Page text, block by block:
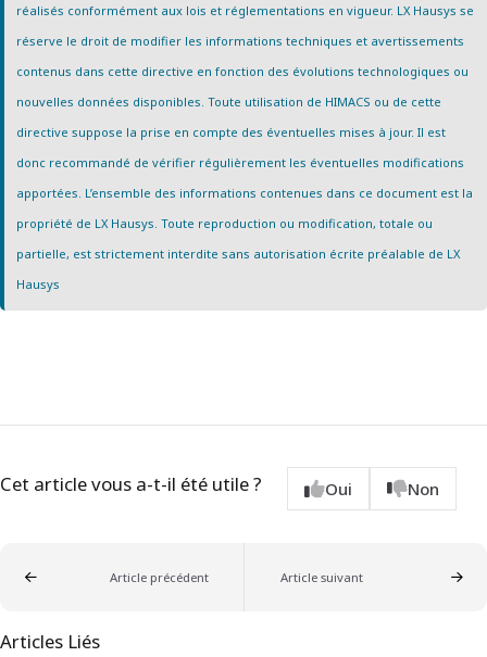
réalisés conformément aux lois et réglementations en vigueur. LX Hausys se
réserve le droit de modifier les informations techniques et avertissements
contenus dans cette directive en fonction des évolutions technologiques ou
nouvelles données disponibles. Toute utilisation de HIMACS ou de cette
directive suppose la prise en compte des éventuelles mises à jour. Il est
donc recommandé de vérifier régulièrement les éventuelles modifications
apportées. L’ensemble des informations contenues dans ce document est la
propriété de LX Hausys. Toute reproduction ou modification, totale ou
partielle, est strictement interdite sans autorisation écrite préalable de LX
Hausys
Cet article vous a-t-il été utile ? Oui Non
Article précédent Article suivant
Articles Liés